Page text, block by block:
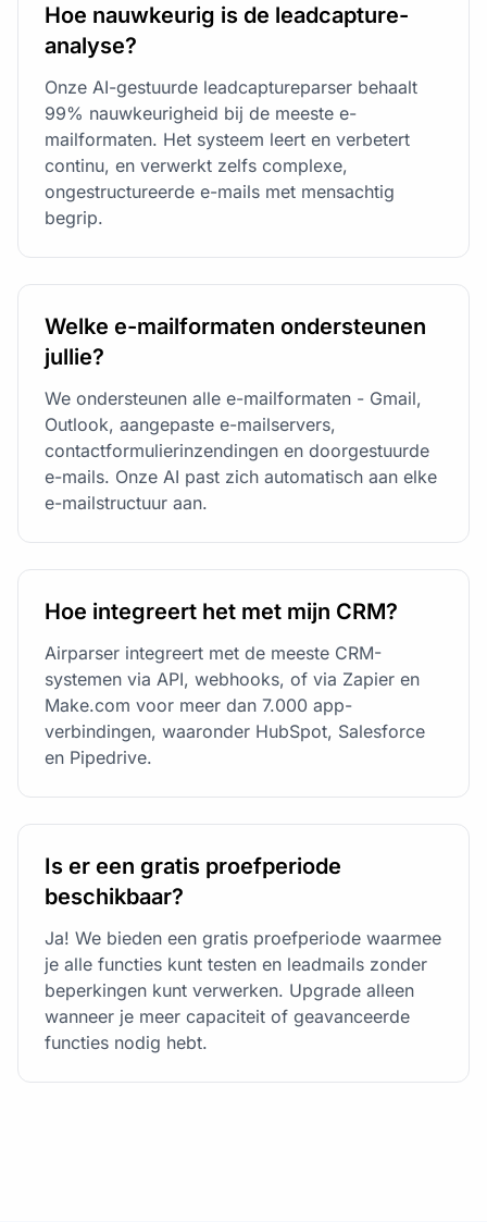
Hoe nauwkeurig is de leadcapture-
analyse?
Onze AI-gestuurde leadcaptureparser behaalt
99% nauwkeurigheid bij de meeste e-
mailformaten. Het systeem leert en verbetert
continu, en verwerkt zelfs complexe,
ongestructureerde e-mails met mensachtig
begrip.
Welke e-mailformaten ondersteunen
jullie?
We ondersteunen alle e-mailformaten - Gmail,
Outlook, aangepaste e-mailservers,
contactformulierinzendingen en doorgestuurde
e-mails. Onze AI past zich automatisch aan elke
e-mailstructuur aan.
Hoe integreert het met mijn CRM?
Airparser integreert met de meeste CRM-
systemen via API, webhooks, of via Zapier en
Make.com voor meer dan 7.000 app-
verbindingen, waaronder HubSpot, Salesforce
en Pipedrive.
Is er een gratis proefperiode
beschikbaar?
Ja! We bieden een gratis proefperiode waarmee
je alle functies kunt testen en leadmails zonder
beperkingen kunt verwerken. Upgrade alleen
wanneer je meer capaciteit of geavanceerde
functies nodig hebt.